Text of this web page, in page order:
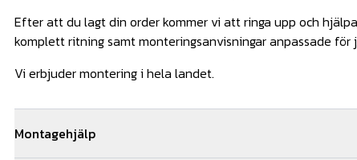
Efter att du lagt din order kommer vi att ringa upp och
komplett ritning samt monteringsanvisningar anpassade
Vi erbjuder montering i hela landet.
Montagehjälp